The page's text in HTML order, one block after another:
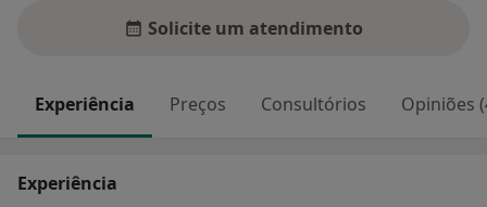
Solicite um atendimento
Experiência Preços Consultórios Opiniões
Experiência